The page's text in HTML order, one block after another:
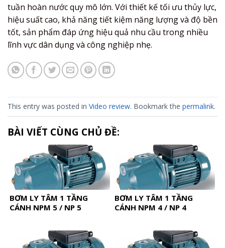
tuần hoàn nước quy mô lớn. Với thiết kế tối ưu thủy lực,
hiệu suất cao, khả năng tiết kiệm năng lượng và độ bền
tốt, sản phẩm đáp ứng hiệu quả nhu cầu trong nhiều
lĩnh vực dân dụng và công nghiệp nhẹ.
This entry was posted in Video review. Bookmark the permalink.
BÀI VIẾT CÙNG CHỦ ĐỀ:
BƠM LY TÂM 1 TẦNG
CÁNH NPM 5 / NP 5
BƠM LY TÂM 1 TẦNG
CÁNH NPM 4 / NP 4